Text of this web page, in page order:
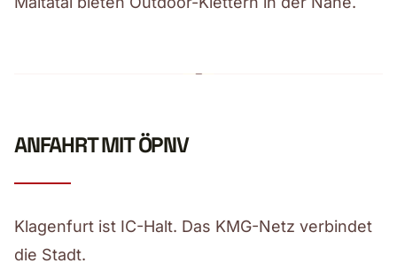
ANFAHRT MIT ÖPNV
Klagenfurt ist IC-Halt. Das KMG-Netz verbindet
die Stadt.